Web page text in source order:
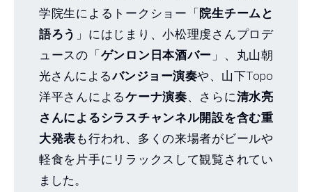
学院生によるトークショー「院生チームと
語ろう 」にはじまり、小松理虔さんプロデ
ュースの「ゲンロン日本酒バー 」、丸山朝
光さんによるバンジョー演奏や、山下Topo
洋平さんによるケーナ演奏、さらに清水亮
さんによるシラスチャンネル開設を含む重
大発表 も行われ、多くの来場者がビールや
軽食を片手にリラックスして観覧されてい
ました。